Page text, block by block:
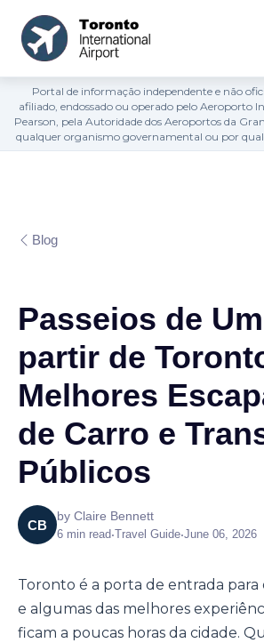
Portal de informação independente e não
afiliado, endossado ou operado pelo Aeroporto
Pearson, pela Autoridade dos Aeroportos da
qualquer organismo governamental ou por
Blog
Passeios de
partir de
Melhores
de Carro e
Públicos
CB
by Claire Bennett
6 min read•Travel Guide•June 06, 2026
Toronto é a porta de entrada para
e algumas das melhores
ficam a poucas horas da cidade.